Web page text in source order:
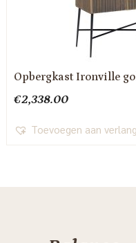
Opbergkast Ironville
€2,338.00
Toevoegen aan